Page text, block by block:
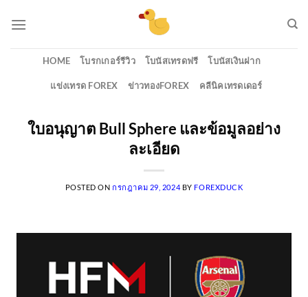
HOME โบรกเกอร์รีวิว โบนัสเทรดฟรี โบนัสเงินฝาก
แข่งเทรด FOREX ข่าวทองFOREX คลีนิคเทรดเดอร์
ใบอนุญาต Bull Sphere และข้อมูลอย่าง
ละเอียด
POSTED ON กรกฎาคม 29, 2024 BY FOREXDUCK